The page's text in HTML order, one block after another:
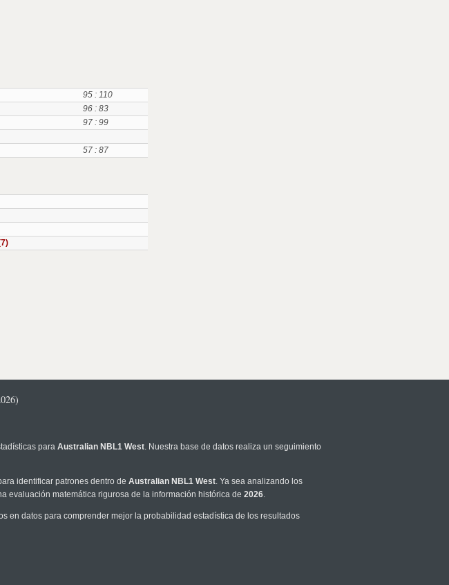
95 : 110
96 : 83
97 : 99
57 : 87
para Australian NBL1 West. Nuestra base de datos realiza un seguimiento
identificar patrones dentro de Australian NBL1 West. Ya sea analizando los
evaluación matemática rigurosa de la información histórica de 2026.
en datos para comprender mejor la probabilidad estadística de los resultados